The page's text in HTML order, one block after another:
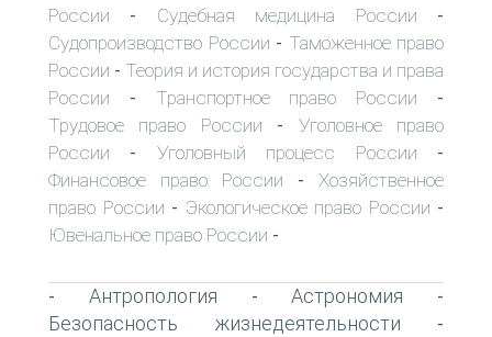
России - Судебная медицина России -
Судопроизводство России - Таможенное право
России - Теория и история государства и права
России - Транспортное право России -
Трудовое право России - Уголовное право
России - Уголовный процесс России -
Финансовое право России - Хозяйственное
право России - Экологическое право России -
Ювенальное право России -
- Антропология -Астрономия -
Безопасность жизнедеятельности -